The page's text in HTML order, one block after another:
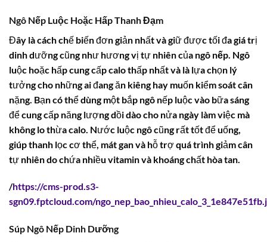
Ngô Nếp Luộc Hoặc Hấp Thanh Đạm
Đây là cách chế biến đơn giản nhất và giữ được tối đa giá trị
dinh dưỡng cũng như hương vị tự nhiên của ngô nếp . Ngô
luộc hoặc hấp cung cấpcalothấp nhất và là lựa chọn lý
tưởng cho những ai đang ăn kiêng hay muốn kiểm soát cân
nặng. Bạn có thể dùng một bắp ngô nếp luộc vào bữa sáng
để cung cấp năng lượng dồi dào cho nửa ngày làm việc mà
không lo thừacalo . Nước luộc ngô cũng rất tốt để uống,
giúp thanh lọc cơ thể, mát gan và hỗ trợ quá trình giảm cân
tự nhiên do chứa nhiều vitamin và khoáng chất hòa tan.
/https://cms-prod.s3-
sgn09.fptcloud.com/
Súp Ngô Nếp Dinh Dưỡng